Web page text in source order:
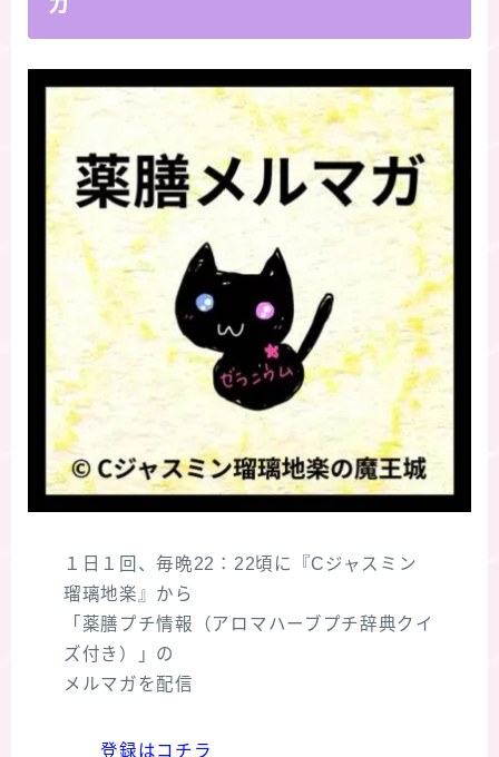
１日１回、毎晩22：22頃に『Cジャスミン
瑠璃地楽』から
「薬膳プチ情報（アロマハーブプチ辞典クイ
ズ付き）」の
メルマガを配信
登録はコチラ